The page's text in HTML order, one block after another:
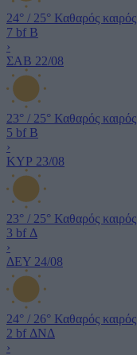
24° / 25° Καθαρός καιρός
7 bf Β
›
ΣΑΒ 22/08
23° / 25° Καθαρός καιρός
5 bf Β
›
ΚΥΡ 23/08
23° / 25° Καθαρός καιρός
3 bf Δ
›
ΔΕΥ 24/08
24° / 26° Καθαρός καιρός
2 bf ΔΝΔ
›